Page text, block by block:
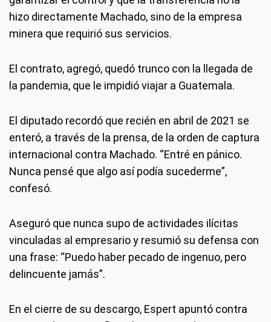
hizo directamente Machado, sino de la empresa
minera que requirió sus servicios.
El contrato, agregó, quedó trunco con la llegada de
la pandemia, que le impidió viajar a Guatemala.
El diputado recordó que recién en abril de 2021 se
enteró, a través de la prensa, de la orden de captura
internacional contra Machado. “Entré en pánico.
Nunca pensé que algo así podía sucederme”,
confesó.
Aseguró que nunca supo de actividades ilícitas
vinculadas al empresario y resumió su defensa con
una frase: “Puedo haber pecado de ingenuo, pero
delincuente jamás”.
En el cierre de su descargo, Espert apuntó contra